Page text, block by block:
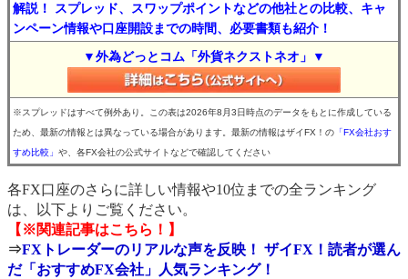
解説！ スプレッド、スワップポイントなどの他社との比較、キャ
ンペーン情報や口座開設までの時間、必要書類も紹介！
▼外為どっとコム「外貨ネクストネオ」▼
※スプレッドはすべて例外あり。この表は2026年8月3日時点のデータをもとに作成している
ため、最新の情報とは異なっている場合があります。最新の情報はザイFX！の 「FX会社おす
すめ比較」 や、各FX会社の公式サイトなどで確認してください
各FX口座のさらに詳しい情報や10位までの全ランキング
は、以下よりご覧ください。
【※関連記事はこちら！】
⇒FXトレーダーのリアルな声を反映！ ザイFX！読者が選ん
だ「おすすめFX会社」人気ランキング！